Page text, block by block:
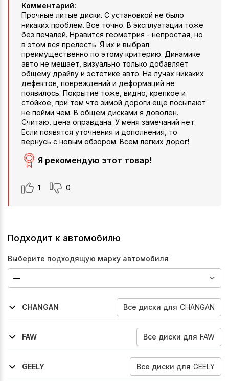
Комментарий:
Прочные литые диски. С установкой не было
никаких проблем. Все точно. В эксплуатации тоже
без печалей. Нравится геометрия - непростая, но
в этом вся прелесть. Я их и выбрал
преимущественно по этому критерию. Динамике
авто не мешает, визуально только добавляет
общему драйву и эстетике авто. На лучах никаких
дефектов, повреждений и деформаций не
появилось. Покрытие тоже, видно, крепкое и
стойкое, при том что зимой дороги еще посыпают
не пойми чем. В общем дисками я доволен.
Считаю, цена оправдана. У меня замечаний нет.
Если появятся уточнения и дополнения, то
вернусь с новым обзором. Всем легких дорог!
Я рекомендую этот товар!
1 0
Подходит к автомобилю
Выберите подходящую марку автомобиля
CHANGAN Все диски для CHANGAN
2020-2024
FAW
Все диски для FAW
2017-2022
GEELY
Все диски для GEELY